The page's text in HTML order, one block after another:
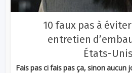
10 faux pas à
entretien
États-Unis
Fais pas ci fais pas ça, sinon aucun